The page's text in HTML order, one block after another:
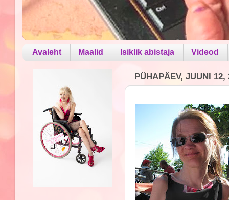
Avaleht Maalid Isiklik abistaja Videod
PÜHAPÄEV, JUUNI 12,